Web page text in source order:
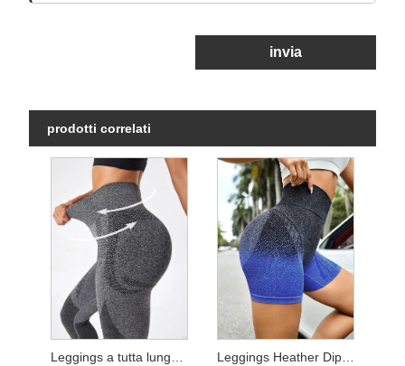
invia
prodotti correlati
Leggings a tutta lunghezza Heather Leggings Heather Dip Dye